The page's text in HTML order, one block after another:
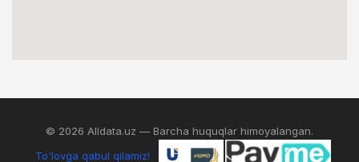
© 2026 Alldata.uz — Barcha huquqlar himoyalangan.
To'lovga qabul qilamiz!